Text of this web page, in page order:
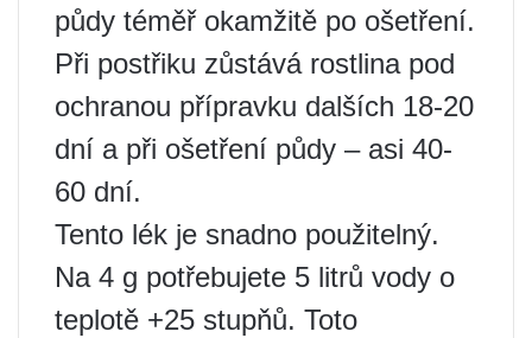
půdy téměř okamžitě po ošetření.
Při postřiku zůstává rostlina pod
ochranou přípravku dalších 18-20
dní a při ošetření půdy – asi 40-
60 dní.
Tento lék je snadno použitelný.
Na 4 g potřebujete 5 litrů vody o
teplotě +25 stupňů. Toto